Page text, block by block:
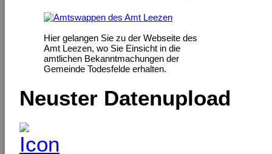
Hier gelangen Sie zu der Webseite des
Amt Leezen, wo Sie Einsicht in die
amtlichen Bekanntmachungen der
Gemeinde Todesfelde erhalten.
Neuster Datenupload